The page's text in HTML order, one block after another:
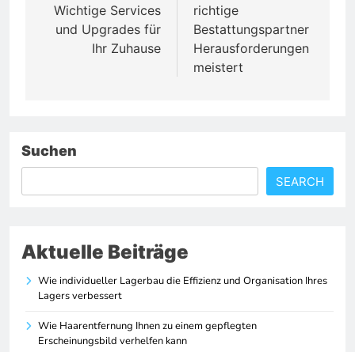
Wichtige Services
und Upgrades für
Ihr Zuhause
richtige
Bestattungspartner
Herausforderungen
meistert
Suchen
SEARCH
Aktuelle Beiträge
Wie individueller Lagerbau die Effizienz und Organisation Ihres
Lagers verbessert
Wie Haarentfernung Ihnen zu einem gepflegten
Erscheinungsbild verhelfen kann